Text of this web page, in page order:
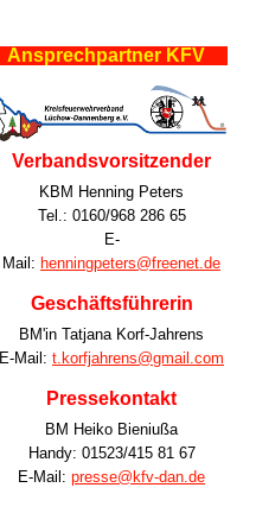
Ansprechpartner KFV
Verbandsvorsitzender
KBM Henning Peters
Tel.: 0160/968 286 65
E-
Mail: henningpeters@freenet.de
Geschäftsführerin
BM'in Tatjana Korf-Jahrens
E-Mail: t.korfjahrens@gmail.com
Pressekontakt
BM Heiko Bieniußa
Handy: 01523/415 81 67
E-Mail: presse@kfv-dan.de